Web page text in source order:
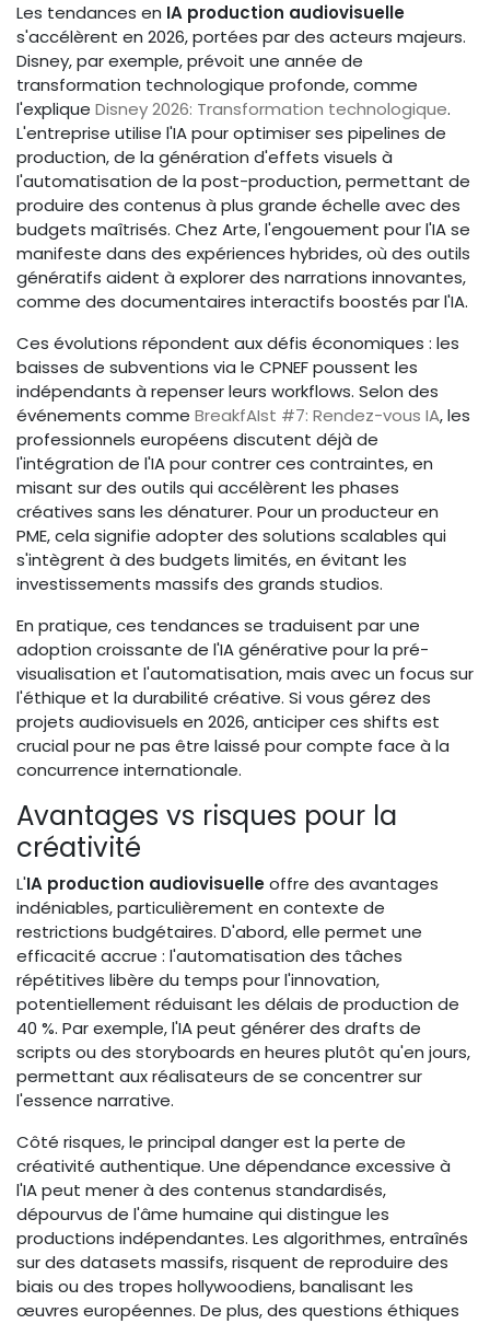
Les tendances en IA production audiovisuelle
s'accélèrent en 2026, portées par des acteurs majeurs.
Disney, par exemple, prévoit une année de
transformation technologique profonde, comme
l'explique Disney 2026: Transformation technologique.
L'entreprise utilise l'IA pour optimiser ses pipelines de
production, de la génération d'effets visuels à
l'automatisation de la post-production, permettant de
produire des contenus à plus grande échelle avec des
budgets maîtrisés. Chez Arte, l'engouement pour l'IA se
manifeste dans des expériences hybrides, où des outils
génératifs aident à explorer des narrations innovantes,
comme des documentaires interactifs boostés par l'IA.
Ces évolutions répondent aux défis économiques : les
baisses de subventions via le CPNEF poussent les
indépendants à repenser leurs workflows. Selon des
événements comme BreakfAIst #7: Rendez-vous IA, les
professionnels européens discutent déjà de
l'intégration de l'IA pour contrer ces contraintes, en
misant sur des outils qui accélèrent les phases
créatives sans les dénaturer. Pour un producteur en
PME, cela signifie adopter des solutions scalables qui
s'intègrent à des budgets limités, en évitant les
investissements massifs des grands studios.
En pratique, ces tendances se traduisent par une
adoption croissante de l'IA générative pour la pré-
visualisation et l'automatisation, mais avec un focus sur
l'éthique et la durabilité créative. Si vous gérez des
projets audiovisuels en 2026, anticiper ces shifts est
crucial pour ne pas être laissé pour compte face à la
concurrence internationale.
Avantages vs risques pour la
créativité
L'IA production audiovisuelleoffre des avantages
indéniables, particulièrement en contexte de
restrictions budgétaires. D'abord, elle permet une
efficacité accrue : l'automatisation des tâches
répétitives libère du temps pour l'innovation,
potentiellement réduisant les délais de production de
40 %. Par exemple, l'IA peut générer des drafts de
scripts ou des storyboards en heures plutôt qu'en jours,
permettant aux réalisateurs de se concentrer sur
l'essence narrative.
Côté risques, le principal danger est la perte de
créativité authentique. Une dépendance excessive à
l'IA peut mener à des contenus standardisés,
dépourvus de l'âme humaine qui distingue les
productions indépendantes. Les algorithmes, entraînés
sur des datasets massifs, risquent de reproduire des
biais ou des tropes hollywoodiens, banalisant les
œuvres européennes. De plus, des questions éthiques